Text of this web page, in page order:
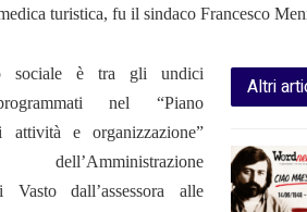
turistica, fu il sindaco Francesco
Altri
sociale è tra gli undici
nel “Piano
attività e organizzazione”
dell’Amministrazione
Vasto dall’assessora alle